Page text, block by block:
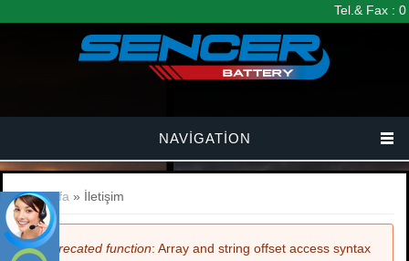
Tel.& Fax :
NAVIGATION
Buradasınız
Anasayfa » İletişim
Hata mesajı
Deprecated function: Array and string offset access syntax